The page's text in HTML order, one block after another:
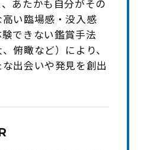
あたかも自分がその
い臨場感・没入感
できない鑑賞手法
、俯瞰など）により、
出会いや発見を創出